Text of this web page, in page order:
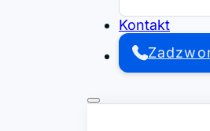
Kontakt